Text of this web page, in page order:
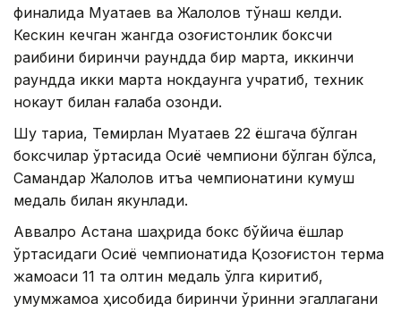
финалида Муқатаев ва Жалолов тўқнаш келди.
Кескин кечган жангда қозоғистонлик боксчи
рақибини биринчи раундда бир марта, иккинчи
раундда икки марта нокдаунга учратиб, техник
нокаут билан ғалаба қозонди.
Шу тариқа, Темирлан Муқатаев 22 ёшгача бўлган
боксчилар ўртасида Осиё чемпиони бўлган бўлса,
Самандар Жалолов қитъа чемпионатини кумуш
медаль билан якунлади.
Аввалроқ Астана шаҳрида бокс бўйича ёшлар
ўртасидаги Осиё чемпионатида Қозоғистон терма
жамоаси 11 та олтин медаль қўлга киритиб,
умумжамоа ҳисобида биринчи ўринни эгаллагани